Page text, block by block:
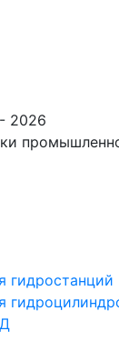
2026
гидростанций